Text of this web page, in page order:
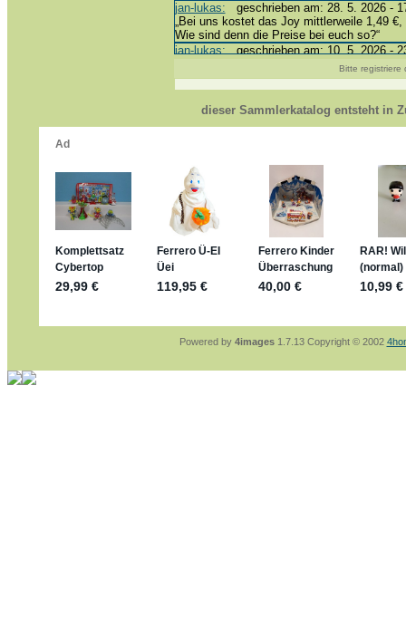
jan-lukas: geschrieben am: 28. 5. 2026 -
„Bei uns kostet das Joy mittlerweile 1,49
Wie sind denn die Preise bei euch so?“
jan-lukas:geschrieben am: 10. 5. 2026 -
Bonsaipanther:geschrieben am: 10. 5.
@ Harald
https://www.ue-ei-portal-
Dein Enkel sollte zur Strafe die nächsten
Für die Figuren VC307, 310, 318 und 326
mein Enkel hat die leider weggeworfen
jan-lukas:
geschrieben am: 29. 4. 2026 -
https://www.ferrero-
sammelspass.de/einladung/
jan-lukas:
geschrieben am: 28. 4. 2026 -
stimmt, jetzt fällt es mir auch ein
geschrieben am: 28. 4.
So habe ich das in Erinnerung ... oder?
jan-lukas:geschrieben am: 28. 4. 2026 -
Bitte registriere
dieser Sammlerkatalog entsteht in
Powered by 4images1.7.13 Copyright © 2002